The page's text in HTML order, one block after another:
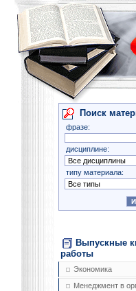
Поиск
фразе:
дисциплине:
типу материала:
Выпускные
работы
Экономика
Менеджмент в